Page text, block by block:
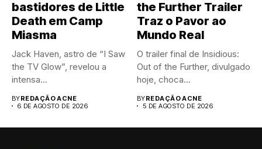
bastidores de Little
Death em Camp
Miasma
Jack Haven, astro de “I Saw
the TV Glow”, revelou a
intensa...
BYREDAÇÃO ACNE
6 DE AGOSTO DE 2026
the Further Trailer
Traz o Pavor ao
Mundo Real
O trailer final de Insidious:
Out of the Further, divulgado
hoje, choca...
BYREDAÇÃO ACNE
5 DE AGOSTO DE 2026